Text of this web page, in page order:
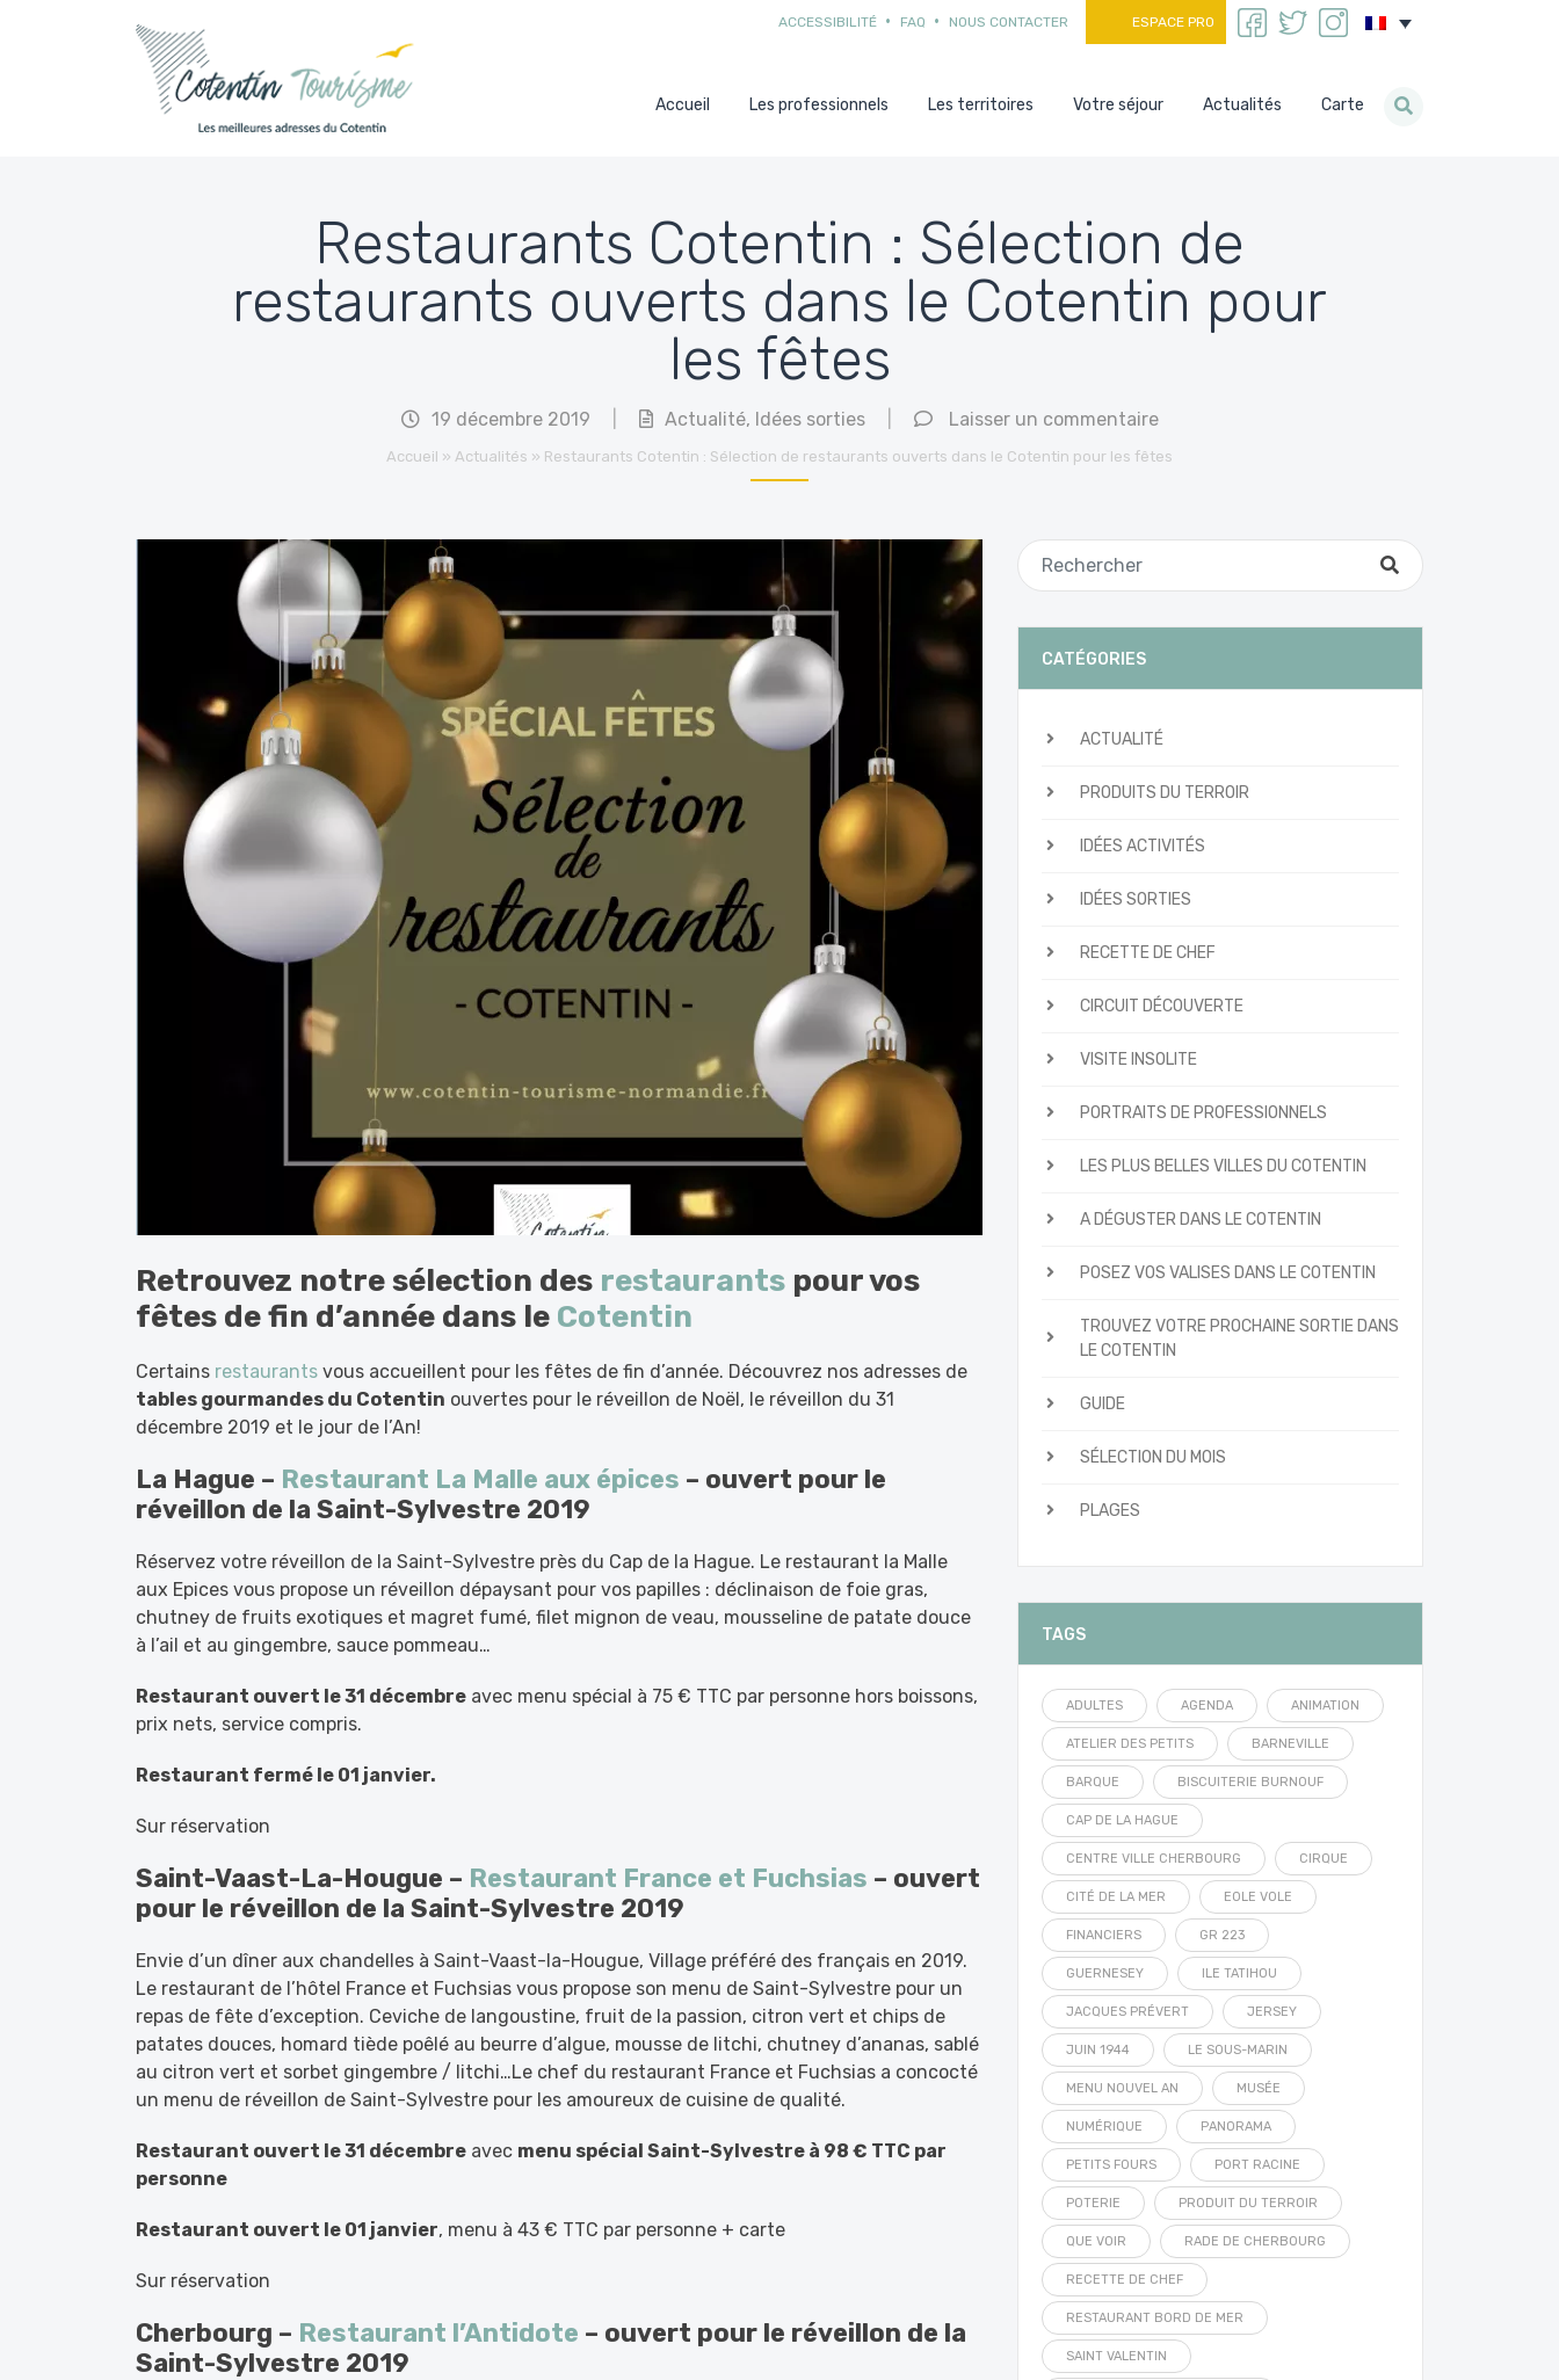
ACCESSIBILITÉ FAQ NOUS CONTACTER ESPACE PRO
Accueil Les professionnels Les territoires Votre séjour Actualités Carte
Restaurants Cotentin : Sélection de
restaurants ouverts dans le Cotentin pour
les fêtes
19 décembre 2019 Actualité, Idées sorties Laisser un commentaire
Accueil » Actualités » Restaurants Cotentin : Sélection de restaurants ouverts dans le Cotentin pour les fêtes
Retrouvez notre sélection des restaurants pour vos
fêtes de fin d’année dans le Cotentin
Certains restaurants vous accueillent pour les fêtes de fin d’année. Découvrez nos adresses de
tables gourmandes du Cotentin ouvertes pour le réveillon de Noël, le réveillon du 31
décembre 2019 et le jour de l’An!
La Hague – Restaurant La Malle aux épices – ouvert pour le
réveillon de la Saint-Sylvestre 2019
Réservez votre réveillon de la Saint-Sylvestre près du Cap de la Hague. Le restaurant la Malle
aux Epices vous propose un réveillon dépaysant pour vos papilles : déclinaison de foie gras,
chutney de fruits exotiques et magret fumé, filet mignon de veau, mousseline de patate douce
à l’ail et au gingembre, sauce pommeau…
Restaurant ouvert le 31 décembre avec menu spécial à 75 € TTC par personne hors boissons,
prix nets, service compris.
Restaurant fermé le 01 janvier.
Sur réservation
Saint-Vaast-La-Hougue – Restaurant France et Fuchsias – ouvert
pour le réveillon de la Saint-Sylvestre 2019
Envie d’un dîner aux chandelles à Saint-Vaast-la-Hougue, Village préféré des français en 2019.
Le restaurant de l’hôtel France et Fuchsias vous propose son menu de Saint-Sylvestre pour un
repas de fête d’exception. Ceviche de langoustine, fruit de la passion, citron vert et chips de
patates douces, homard tiède poêlé au beurre d’algue, mousse de litchi, chutney d’ananas, sablé
au citron vert et sorbet gingembre / litchi…Le chef du restaurant France et Fuchsias a concocté
un menu de réveillon de Saint-Sylvestre pour les amoureux de cuisine de qualité.
Restaurant ouvert le 31 décembre avec menu spécial Saint-Sylvestre à 98 € TTC par
personne
Restaurant ouvert le 01 janvier, menu à 43 € TTC par personne + carte
Sur réservation
Cherbourg – Restaurant l’Antidote – ouvert pour le réveillon de la
Saint-Sylvestre 2019
CATÉGORIES
ACTUALITÉ
PRODUITS DU TERROIR
IDÉES ACTIVITÉS
IDÉES SORTIES
RECETTE DE CHEF
CIRCUIT DÉCOUVERTE
VISITE INSOLITE
PORTRAITS DE PROFESSIONNELS
LES PLUS BELLES VILLES DU COTENTIN
A DÉGUSTER DANS LE COTENTIN
POSEZ VOS VALISES DANS LE COTENTIN
TROUVEZ VOTRE PROCHAINE SORTIE DANS
LE COTENTIN
GUIDE
SÉLECTION DU MOIS
PLAGES
TAGS
ADULTES AGENDA ANIMATION
ATELIER DES PETITS BARNEVILLE
BARQUE BISCUITERIE BURNOUF
CAP DE LA HAGUE
CENTRE VILLE CHERBOURG CIRQUE
CITÉ DE LA MER EOLE VOLE
FINANCIERS GR 223
GUERNESEY ILE TATIHOU
JACQUES PRÉVERT JERSEY
JUIN 1944 LE SOUS-MARIN
MENU NOUVEL AN MUSÉE
NUMÉRIQUE PANORAMA
PETITS FOURS PORT RACINE
POTERIE PRODUIT DU TERROIR
QUE VOIR RADE DE CHERBOURG
RECETTE DE CHEF
RESTAURANT BORD DE MER
SAINT VALENTIN